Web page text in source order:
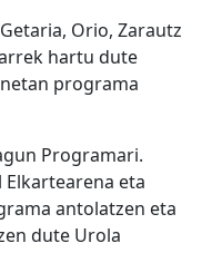
Orio, Zarautz
hartu dute
programa
Programari.
Elkartearena eta
antolatzen eta
dute Urola